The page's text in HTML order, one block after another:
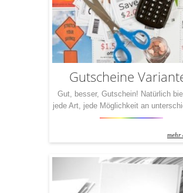
Gutscheine
Gut, besser, Gutschein! Natürlich
jede Art, jede Möglichkeit an
Gutschein-Drucken an. Grundsätzlich
Veredelung Sie wünschen, egal
macht‘s für Sie auf jeden Fall
Dennoch haben wir für Sie drei
geschnürt, die wir Ihnen ob der
mehr